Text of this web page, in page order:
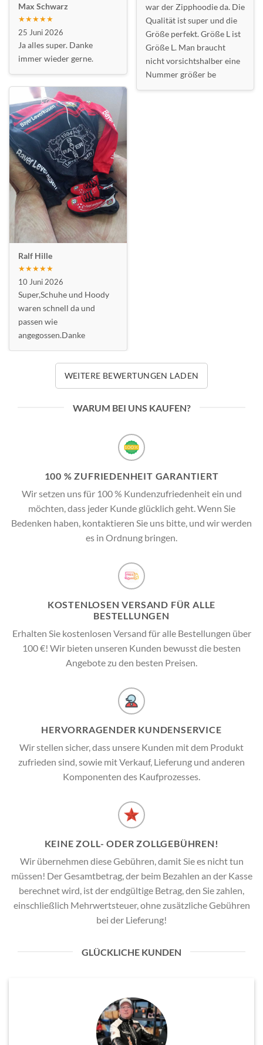
Max Schwarz
★★★★★
25 Juni 2026
Ja alles super. Danke
immer wieder gerne.
Ralf Hille
★★★★★
10 Juni 2026
Super,Schuhe und Hoody
waren schnell da und
passen wie
angegossen.Danke
war der Zipphoodie da. Die
Qualität ist super und die
Größe perfekt. Größe L ist
Größe L. Man braucht
nicht vorsichtshalber eine
Nummer größer be
WEITERE BEWERTUNGEN LADEN
WARUM BEI UNS KAUFEN?
100 % ZUFRIEDENHEIT GARANTIERT
Wir setzen uns für 100 % Kundenzufriedenheit ein und
möchten, dass jeder Kunde glücklich geht. Wenn Sie
Bedenken haben, kontaktieren Sie uns bitte, und wir werden
es in Ordnung bringen.
KOSTENLOSEN VERSAND FÜR ALLE
BESTELLUNGEN
Erhalten Sie kostenlosen Versand für alle Bestellungen über
100 €! Wir bieten unseren Kunden bewusst die besten
Angebote zu den besten Preisen.
HERVORRAGENDER KUNDENSERVICE
Wir stellen sicher, dass unsere Kunden mit dem Produkt
zufrieden sind, sowie mit Verkauf, Lieferung und anderen
Komponenten des Kaufprozesses.
KEINE ZOLL- ODER ZOLLGEBÜHREN!
Wir übernehmen diese Gebühren, damit Sie es nicht tun
müssen! Der Gesamtbetrag, der beim Bezahlen an der Kasse
berechnet wird, ist der endgültige Betrag, den Sie zahlen,
einschließlich Mehrwertsteuer, ohne zusätzliche Gebühren
bei der Lieferung!
GLÜCKLICHE KUNDEN